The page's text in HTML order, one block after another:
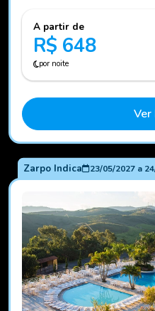
A partir de
R$ 648
por noite
Zarpo Indica 23/05/2027a